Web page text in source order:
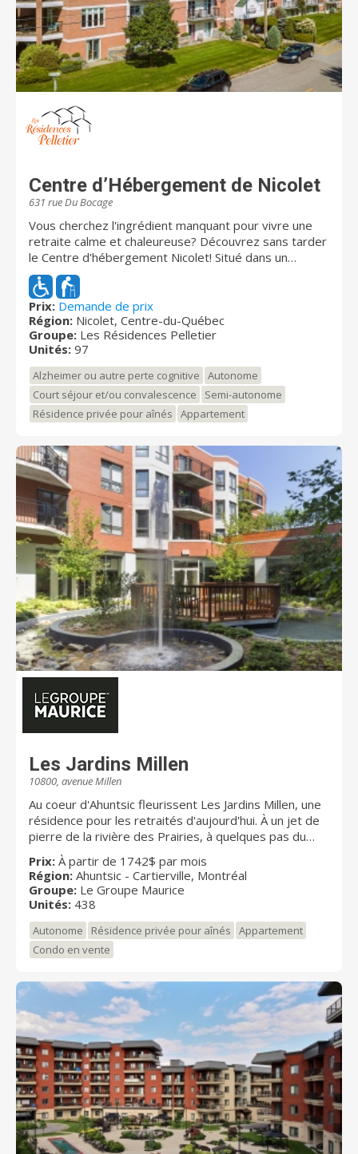
Centre d’Hébergement de Nicolet
631 rue Du Bocage
Vous cherchez l'ingrédient manquant pour vivre une
retraite calme et chaleureuse? Découvrez sans tarder
le Centre d'hébergement Nicolet! Situé dans un
environnement résidentiel entouré d'arbres, à deux
pas de la Cathédrale de Nicolet, cet havre de paix
vous offre tous les avantages d'être près des
services et attraits sans le tracas des bruits
provenant des artères commerciales. La résidence
renferme 97 logements disposés sur quatre étages
dont un sera dédié à l'Unité de soins ReconnÊTRE.
Prochainement, le Centre d'hébergement Nicolet
proposera un milieu de vie adaptée et sécuritaire aux
personnes âgées vivant avec un trouble cognitif.
ReconnÊTRE renfermera 27 appartements
supervisés 24h/7 par un personnel qualifié ayant à
cœur la santé et le bien-être de cette clientèle. Pour
en connaître davantage sur cette unité de soins et sur
le processus de réservation des appartements en
cours, visitez notre site web. Le Centre
d'hébergement Nicolet vous offre un milieu de vie
sécuritaire, stimulant où vous pourrez pleinement
vivre votre retraite dans un climat de confiance et de
sérénité. Notre équipe attentive et dévouée vous
accompagnera dans votre quotidien pour rendre
votre séjour des plus agréable et des plus
harmonieux. Prenez rendez-vous dès maintenant
pour une visite des lieux!
Prix: Demande de prix
Région: Nicolet, Centre-du-Québec
Groupe: Les Résidences Pelletier
Unités: 97
Alzheimer ou autre perte cognitive
Autonome
Court séjour et/ou convalescence
Semi-autonome
Résidence privée pour aînés
Appartement
Les Jardins Millen
10800, avenue Millen
Au coeur d'Ahuntsic fleurissent Les Jardins Millen, une
résidence pour les retraités d'aujourd'hui. À un jet de
pierre de la rivière des Prairies, à quelques pas du
métro Henri-Bourassa, des commerces, des
restaurants du quartier et tout à côté de deux parcs
verdoyants, Les Jardins Millen dispose d’une situation
avantageuse. Cette nouvelle résidence pour retraités
commerciale intégrée comportant un accès intérieur
exclusif aux résidents. Ses jardins soigneusement
aménagés et son architecture toute en légèreté
mettent en valeur la luminosité et les espaces verts.
Prix d’excellence Garantie Habitation des maîtres
bâtisseurs - 2014 Dans la catégorie des complexes
résidentiels pour personnes de 55 ans et plus, pour la
qualité de la construction et la capacité à desservir sa
clientèle.
Prix: À partir de 1742$ par mois
Région: Ahuntsic - Cartierville, Montréal
Groupe: Le Groupe Maurice
Unités: 438
Autonome Résidence privée pour aînés
Appartement
Condo en vente